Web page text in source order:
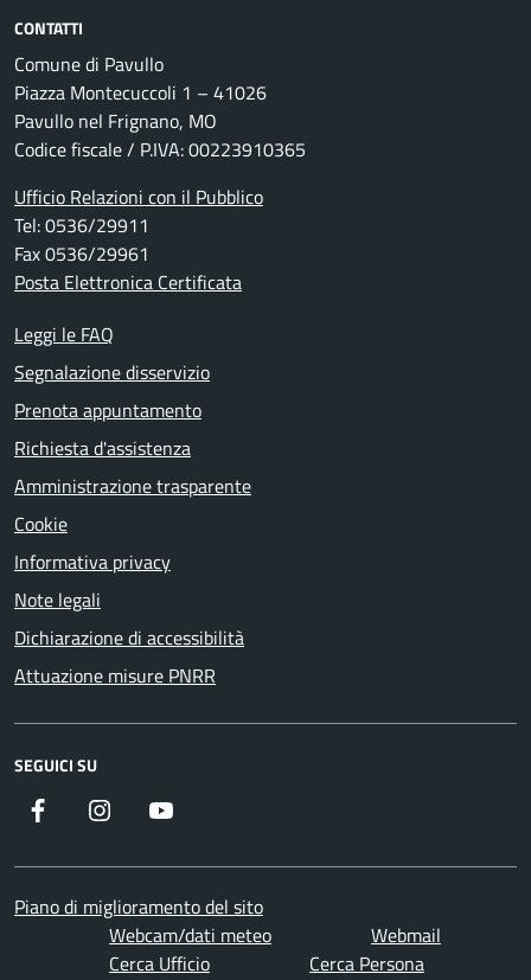
CONTATTI
Comune di Pavullo
Piazza Montecuccoli 1 – 41026
Pavullo nel Frignano, MO
Codice fiscale / P.IVA: 00223910365
Ufficio Relazioni con il Pubblico
Tel: 0536/29911
Fax 0536/29961
Posta Elettronica Certificata
Leggi le FAQ
Segnalazione disservizio
Prenota appuntamento
Richiesta d'assistenza
Amministrazione trasparente
Cookie
Informativa privacy
Note legali
Dichiarazione di accessibilità
Attuazione misure PNRR
SEGUICI SU
Facebook Instagram
Piano di miglioramento del sito
Webcam/dati meteo
Webmail
Cerca Ufficio
Cerca Persona